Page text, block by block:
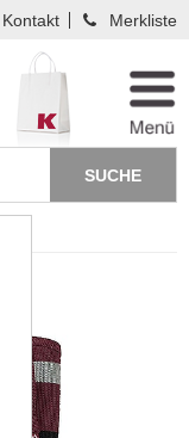
Kontakt Merkliste